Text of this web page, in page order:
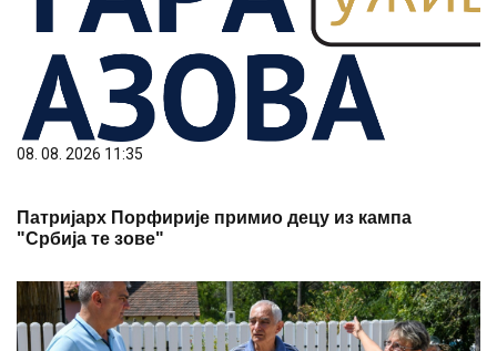
08. 08. 2026 11:35
Патријарх Порфирије примио децу из кампа
"Србија те зове"